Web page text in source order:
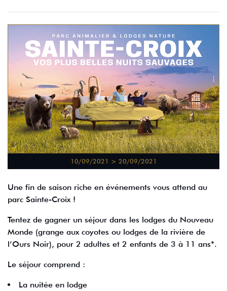
10/09/2021 > 20/09/2021
Une fin de saison riche en événements vous attend au
parc Sainte-Croix !
Tentez de gagner un séjour dans les lodges du Nouveau
Monde (grange aux coyotes ou lodges de la rivière de
l’Ours Noir), pour 2 adultes et 2 enfants de 3 à 11 ans*.
Le séjour comprend :
La nuitée en lodge